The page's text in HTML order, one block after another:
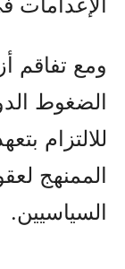
ومع تفاقم
الضغوط
للالتزام
الممنهج
السياسيين.